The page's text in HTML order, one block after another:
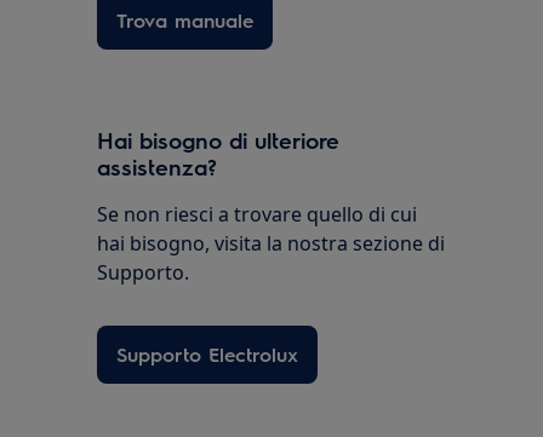
Trova manuale
Hai bisogno di ulteriore
assistenza?
Se non riesci a trovare quello di cui
hai bisogno, visita la nostra sezione di
Supporto.
Supporto Electrolux